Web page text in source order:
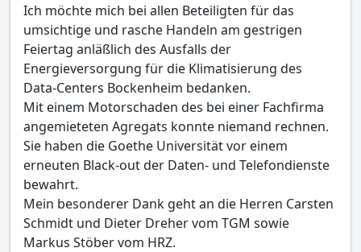
Ich möchte mich bei allen Beteiligten für das
umsichtige und rasche Handeln am gestrigen
Feiertag anläßlich des Ausfalls der
Energieversorgung für die Klimatisierung des
Data-Centers Bockenheim bedanken.
Mit einem Motorschaden des bei einer Fachfirma
angemieteten Agregats konnte niemand rechnen.
Sie haben die Goethe Universität vor einem
erneuten Black-out der Daten- und Telefondienste
bewahrt.
Mein besonderer Dank geht an die Herren Carsten
Schmidt und Dieter Dreher vom TGM sowie
Markus Stöber vom HRZ.